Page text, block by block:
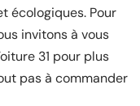
écologiques. Pour
invitons à vous
31 pour plus
pas à commander